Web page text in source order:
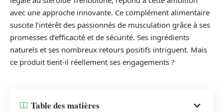
avec une approche innovante. Ce complément alimentaire
suscite l’intérêt des passionnés de musculation grâce à ses
promesses d’efficacité et de sécurité. Ses ingrédients
naturels et ses nombreux retours positifs intriguent. Mais
ce produit tient-il réellement ses engagements ?
Table des matières